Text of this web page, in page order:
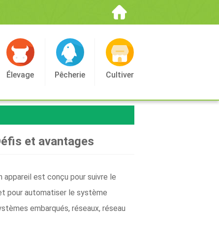
Élevage Pêcherie Cultiver
et avantages
est conçu pour suivre le
pour automatiser le système
embarqués, réseaux, réseau